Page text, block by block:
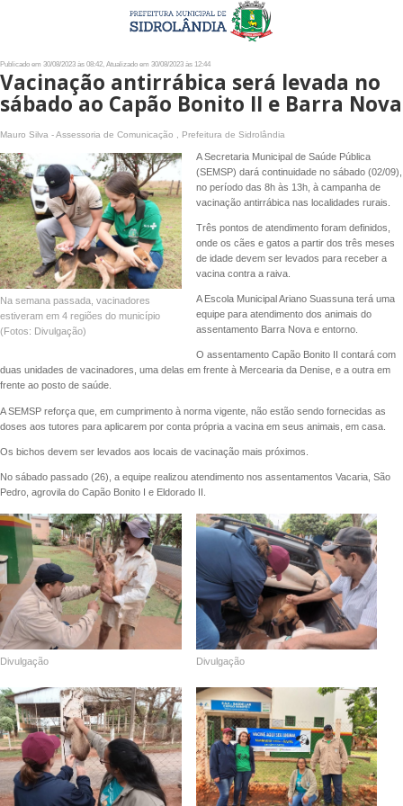
Publicado em 30/08/2023 às 08:42, Atualizado em 30/08/2023 às 12:44
Vacinação antirrábica será levada no
sábado ao Capão Bonito II e Barra Nova
Mauro Silva - Assessoria de Comunicação , Prefeitura de Sidrolândia
Na semana passada, vacinadores
estiveram em 4 regiões do município
(Fotos: Divulgação)
A Secretaria Municipal de Saúde Pública
(SEMSP) dará continuidade no sábado (02/09),
no período das 8h às 13h, à campanha de
vacinação antirrábica nas localidades rurais.
Três pontos de atendimento foram definidos,
onde os cães e gatos a partir dos três meses
de idade devem ser levados para receber a
vacina contra a raiva.
A Escola Municipal Ariano Suassuna terá uma
equipe para atendimento dos animais do
assentamento Barra Nova e entorno.
O assentamento Capão Bonito II contará com
duas unidades de vacinadores, uma delas em frente à Mercearia da Denise, e a outra em
frente ao posto de saúde.
A SEMSP reforça que, em cumprimento à norma vigente, não estão sendo fornecidas as
doses aos tutores para aplicarem por conta própria a vacina em seus animais, em casa.
Os bichos devem ser levados aos locais de vacinação mais próximos.
No sábado passado (26), a equipe realizou atendimento nos assentamentos Vacaria, São
Pedro, agrovila do Capão Bonito I e Eldorado II.
Divulgação Divulgação